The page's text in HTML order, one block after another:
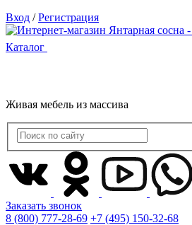
Вход / Регистрация
Каталог
Живая мебель из массива
Заказать звонок
8 (800) 777-28-69 +7 (495) 150-32-68